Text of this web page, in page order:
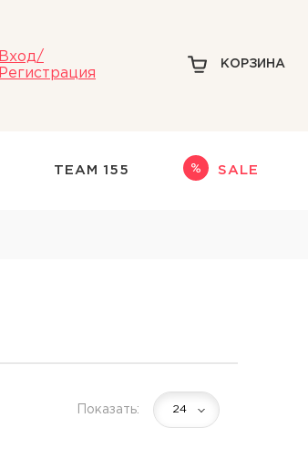
Вход/
Регистрация
КОРЗИНА
TEAM 155 SALE
Показать: 24